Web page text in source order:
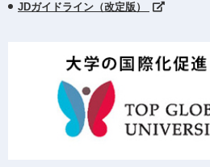
JDガイドライン（改定版）